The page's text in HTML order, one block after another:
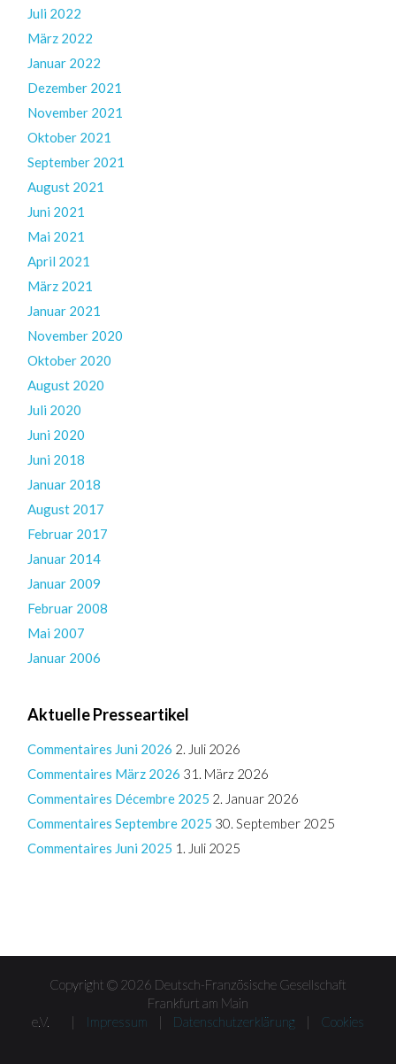
Juli 2022
März 2022
Januar 2022
Dezember 2021
November 2021
Oktober 2021
September 2021
August 2021
Juni 2021
Mai 2021
April 2021
März 2021
Januar 2021
November 2020
Oktober 2020
August 2020
Juli 2020
Juni 2020
Juni 2018
Januar 2018
August 2017
Februar 2017
Januar 2014
Januar 2009
Februar 2008
Mai 2007
Januar 2006
Aktuelle Presseartikel
Commentaires Juni 2026 2. Juli 2026
Commentaires März 2026 31. März 2026
Commentaires Décembre 2025 2. Januar 2026
Commentaires Septembre 2025 30. September 2025
Commentaires Juni 2025 1. Juli 2025
Copyright © 2026 Deutsch-Französische Gesellschaft
Frankfurt am Main
e.V. |
Impressum | Datenschutzerklärung | Cookies